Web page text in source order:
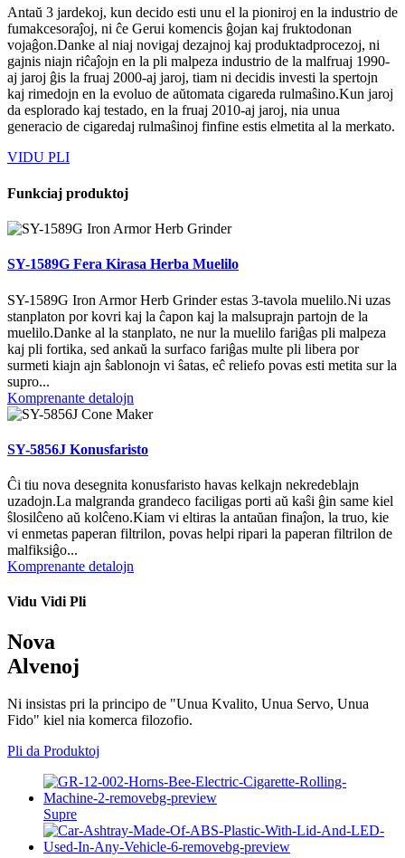
Antaŭ 3 jardekoj, kun decido esti unu el la pioniroj en la industrio de
fumakcesoraĵoj, ni ĉe Gerui komencis ĝojan kaj fruktodonan
vojaĝon.Danke al niaj novigaj dezajnoj kaj produktadprocezoj, ni
gajnis niajn riĉaĵojn en la pli malpeza industrio de la malfruaj 1990-
aj jaroj ĝis la fruaj 2000-aj jaroj, tiam ni decidis investi la spertojn
kaj rimedojn en la evoluo de aŭtomata cigareda rulmaŝino.Kun jaroj
da esplorado kaj testado, en la fruaj 2010-aj jaroj, nia unua
generacio de cigaredaj rulmaŝinoj finfine estis elmetita al la merkato.
VIDU PLI
Funkciaj produktoj
SY-1589G Fera Kirasa Herba Muelilo
SY-1589G Iron Armor Herb Grinder estas 3-tavola muelilo.Ni uzas
stanplaton por kovri kaj la ĉapon kaj la malsuprajn partojn de la
muelilo.Danke al la stanplato, ne nur la muelilo fariĝas pli malpeza
kaj pli fortika, sed ankaŭ la surfaco fariĝas multe pli libera por
surmeti kiajn ajn ŝablonojn vi ŝatas, eĉ reliefo povas esti metita sur la
supro...
Komprenante detalojn
SY-5856J Konusfaristo
Ĉi tiu nova desegnita konusfaristo havas kelkajn nekredeblajn
uzadojn.La malgranda grandeco faciligas porti aŭ kaŝi ĝin same kiel
ŝlosilĉeno aŭ kolĉeno.Kiam vi eltiras la antaŭan finaĵon, la truo, kie
vi enmetas paperan filtrilon, povas helpi ripari la paperan filtrilon de
malfiksiĝo...
Komprenante detalojn
Vidu Vidi Pli
Nova
Alvenoj
Ni insistas pri la principo de "Unua Kvalito, Unua Servo, Unua
Fido" kiel nia komerca filozofio.
Pli da Produktoj
Supre